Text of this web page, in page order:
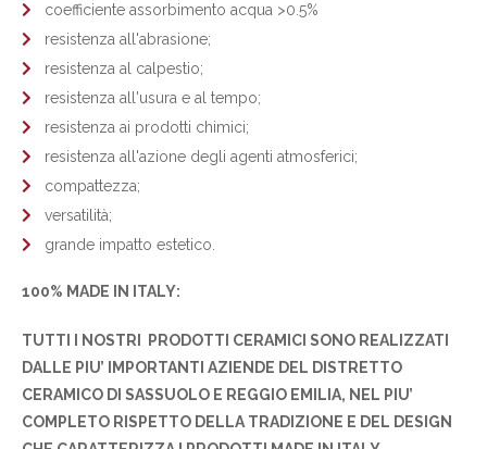
coefficiente assorbimento acqua >0.5%
resistenza all'abrasione;
resistenza al calpestio;
resistenza all'usura e al tempo;
resistenza ai prodotti chimici;
resistenza all'azione degli agenti atmosferici;
compattezza;
versatilità;
grande impatto estetico.
100% MADE IN ITALY:
TUTTI I NOSTRI PRODOTTI CERAMICI SONO REALIZZATI
DALLE PIU’ IMPORTANTI AZIENDE DEL DISTRETTO
CERAMICO DI SASSUOLO E REGGIO EMILIA, NEL PIU’
COMPLETO RISPETTO DELLA TRADIZIONE E DEL DESIGN